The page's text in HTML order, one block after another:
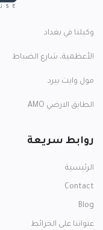
وكيلنا في بغداد
الأعظمية، شارع الضباط
مول وايت بيرد
الطابق الارضي AMO
روابط سريعة
الرئيسية
Contact
Blog
عنواننا على الخرائط